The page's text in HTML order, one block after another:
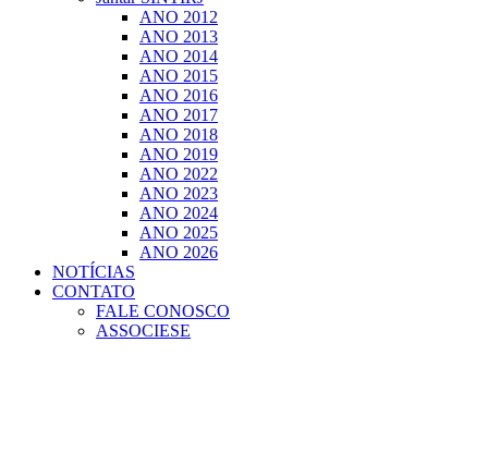
ANO 2012
ANO 2013
ANO 2014
ANO 2015
ANO 2016
ANO 2017
ANO 2018
ANO 2019
ANO 2022
ANO 2023
ANO 2024
ANO 2025
ANO 2026
NOTÍCIAS
CONTATO
FALE CONOSCO
ASSOCIESE